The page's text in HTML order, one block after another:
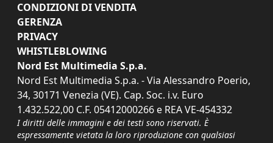
CONDIZIONI DI VENDITA
GERENZA
PRIVACY
WHISTLEBLOWING
Nord Est Multimedia S.p.a.
Nord Est Multimedia S.p.a. - Via Alessandro Poerio,
34, 30171 Venezia (VE). Cap. Soc. i.v. Euro
1.432.522,00 C.F. 05412000266 e REA VE-454332
I diritti delle immagini e dei testi sono riservati. È
espressamente vietata la loro riproduzione con qualsiasi